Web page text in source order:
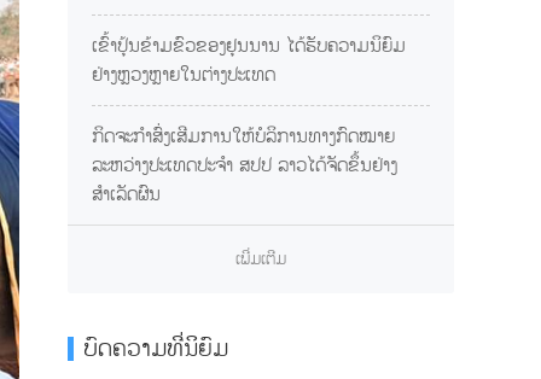
ເຂົ້າປຸ້ນຂ້າມຂົວຂອງຢຸນນານ ໄດ້ຮັບຄວາມນິຍົມ
ຢ່າງຫຼວງຫຼາຍໃນຕ່າງປະເທດ
ກິດຈະກຳສົ່ງເສີມການໃຫ້ບໍລິການທາງກົດໝາຍ
ລະຫວ່າງປະເທດປະຈຳ ສປປ ລາວໄດ້ຈັດຂຶ້ນຢ່າງ
ສຳເລັດຜົນ
ເພີ່ມເຕີມ
ບົດຄວາມທີ່ນິຍົມ